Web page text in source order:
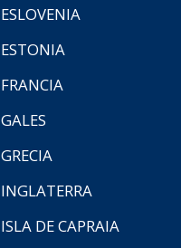
ESLOVENIA
ESTONIA
FRANCIA
GALES
GRECIA
INGLATERRA
ISLA DE CAPRAIA